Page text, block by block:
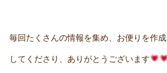
毎回たくさんの情報を集め、お便りを作成
してくださり、ありがとうございます